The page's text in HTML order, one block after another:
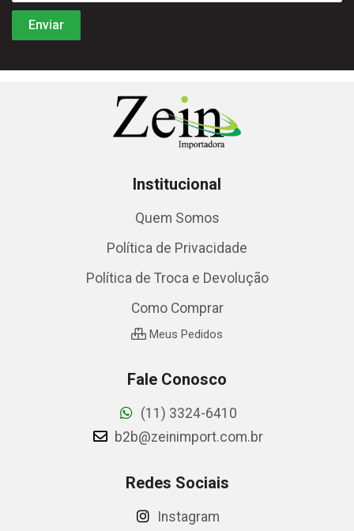
Institucional
Quem Somos
Política de Privacidade
Política de Troca e Devolução
Como Comprar
Meus Pedidos
Fale Conosco
(11) 3324-6410
b2b@zeinimport.com.br
Redes Sociais
Instagram